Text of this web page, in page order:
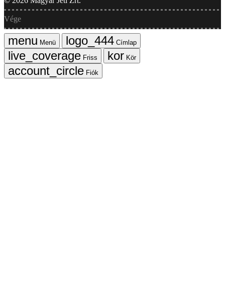
Vége
Menü
Címlap
Friss
Kör
Fiók